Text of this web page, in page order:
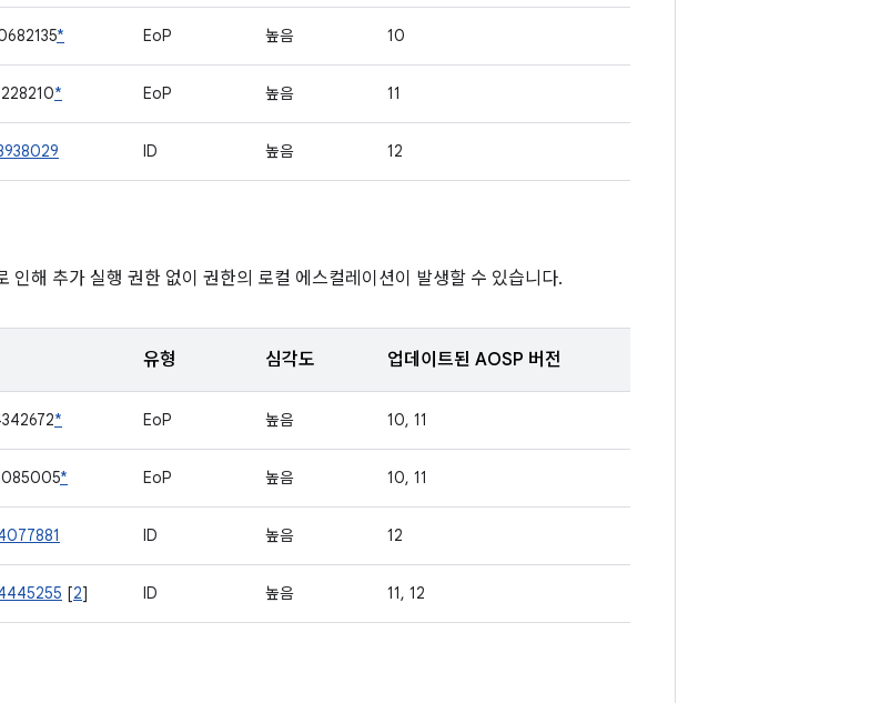
* EoP 높음 10
* EoP 높음 11
ID 높음 12
인해 추가 실행 권한 없이 권한의 로컬 에스컬레이션이 발생할 수 있습니다.
유형 심각도 업데이트된 AOSP 버전
* EoP 높음 10, 11
* EoP 높음 10, 11
ID 높음 12
[2] ID 높음 11, 12